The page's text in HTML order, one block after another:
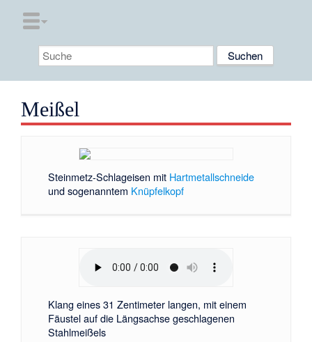
Meißel
Steinmetz-Schlageisen mit Hartmetallschneide
und sogenanntem Knüpfelkopf
Klang eines 31 Zentimeter langen, mit einem
Fäustel auf die Längsachse geschlagenen
Stahlmeißels